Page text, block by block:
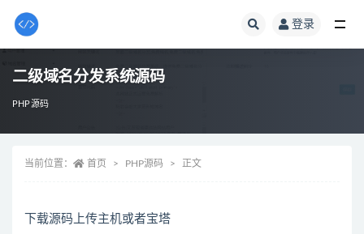
登录
二级域名分发系统源码
PHP源码
当前位置： 首页 PHP源码 正文
下载源码上传主机或者宝塔